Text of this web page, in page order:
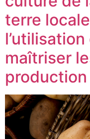
terre
maîtriser
production